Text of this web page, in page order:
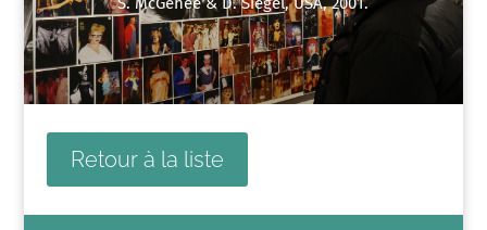
Retour à la liste